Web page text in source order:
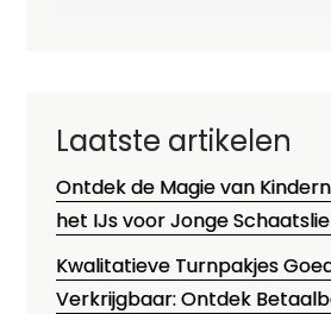
Laatste artikelen
Ontdek de Magie van
het IJs voor Jonge
Kwalitatieve Turnpakjes
Verkrijgbaar: Ontdek